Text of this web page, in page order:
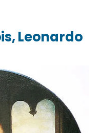
Leonardo